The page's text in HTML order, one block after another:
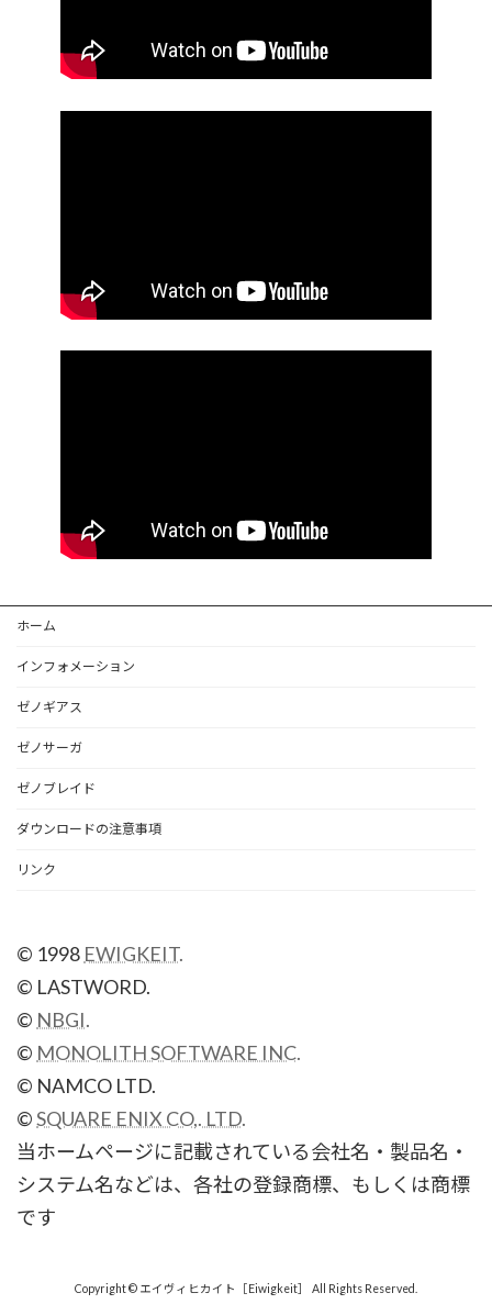
ホーム
インフォメーション
ゼノギアス
ゼノサーガ
ゼノブレイド
ダウンロードの注意事項
リンク
© 1998 EWIGKEIT.
© LASTWORD.
© NBGI.
© MONOLITH SOFTWARE INC.
© NAMCO LTD.
©SQUARE ENIX CO,. LTD.
当ホームページに記載されている会社名・製品名・
システム名などは、各社の登録商標、もしくは商標
です
Copyright © エイヴィヒカイト［Eiwigkeit］ All Rights Reserved.